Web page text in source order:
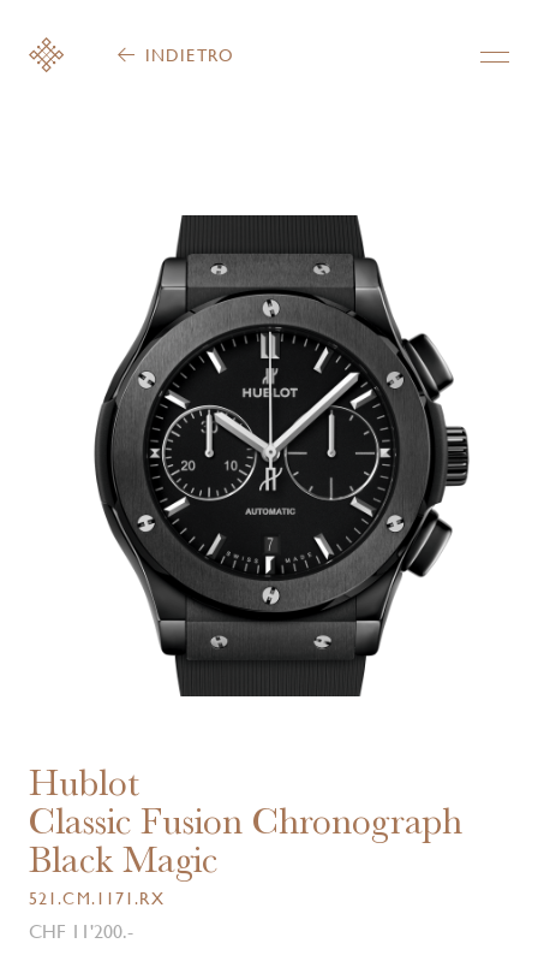
INDIETRO
Hublot
Classic Fusion Chronograph
Black Magic
521.CM.1171.RX
CHF 11'200.-